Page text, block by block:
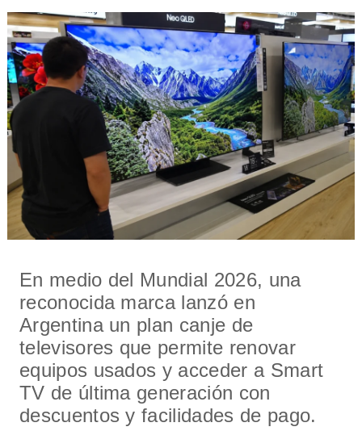
En medio del Mundial 2026, una
reconocida marca lanzó en
Argentina un plan canje de
televisores que permite renovar
equipos usados y acceder a Smart
TV de última generación con
descuentos y facilidades de pago.